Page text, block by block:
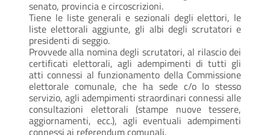
senato, provincia e circoscrizioni.
Tiene le liste generali e sezionali degli elettori, le
liste elettorali aggiunte, gli albi degli scrutatori e
presidenti di seggio.
Provvede alla nomina degli scrutatori, al rilascio dei
certificati elettorali, agli adempimenti di tutti gli
atti connessi al funzionamento della Commissione
elettorale comunale, che ha sede c/o lo stesso
servizio, agli adempimenti straordinari connessi alle
consultazioni elettorali (stampe nuove tessere,
aggiornamenti, ecc.), agli eventuali adempimenti